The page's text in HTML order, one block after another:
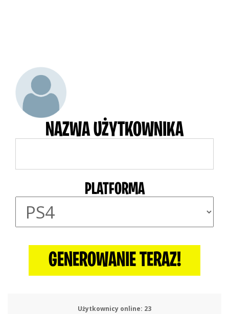
NAZWA UŻYTKOWNIKA
PLATFORMA
GENEROWANIE TERAZ!
Użytkownicy online: 23